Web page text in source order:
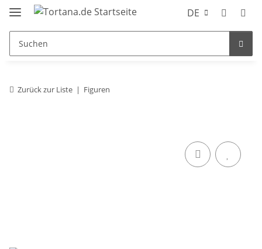
DE
Zurück zur Liste Figuren